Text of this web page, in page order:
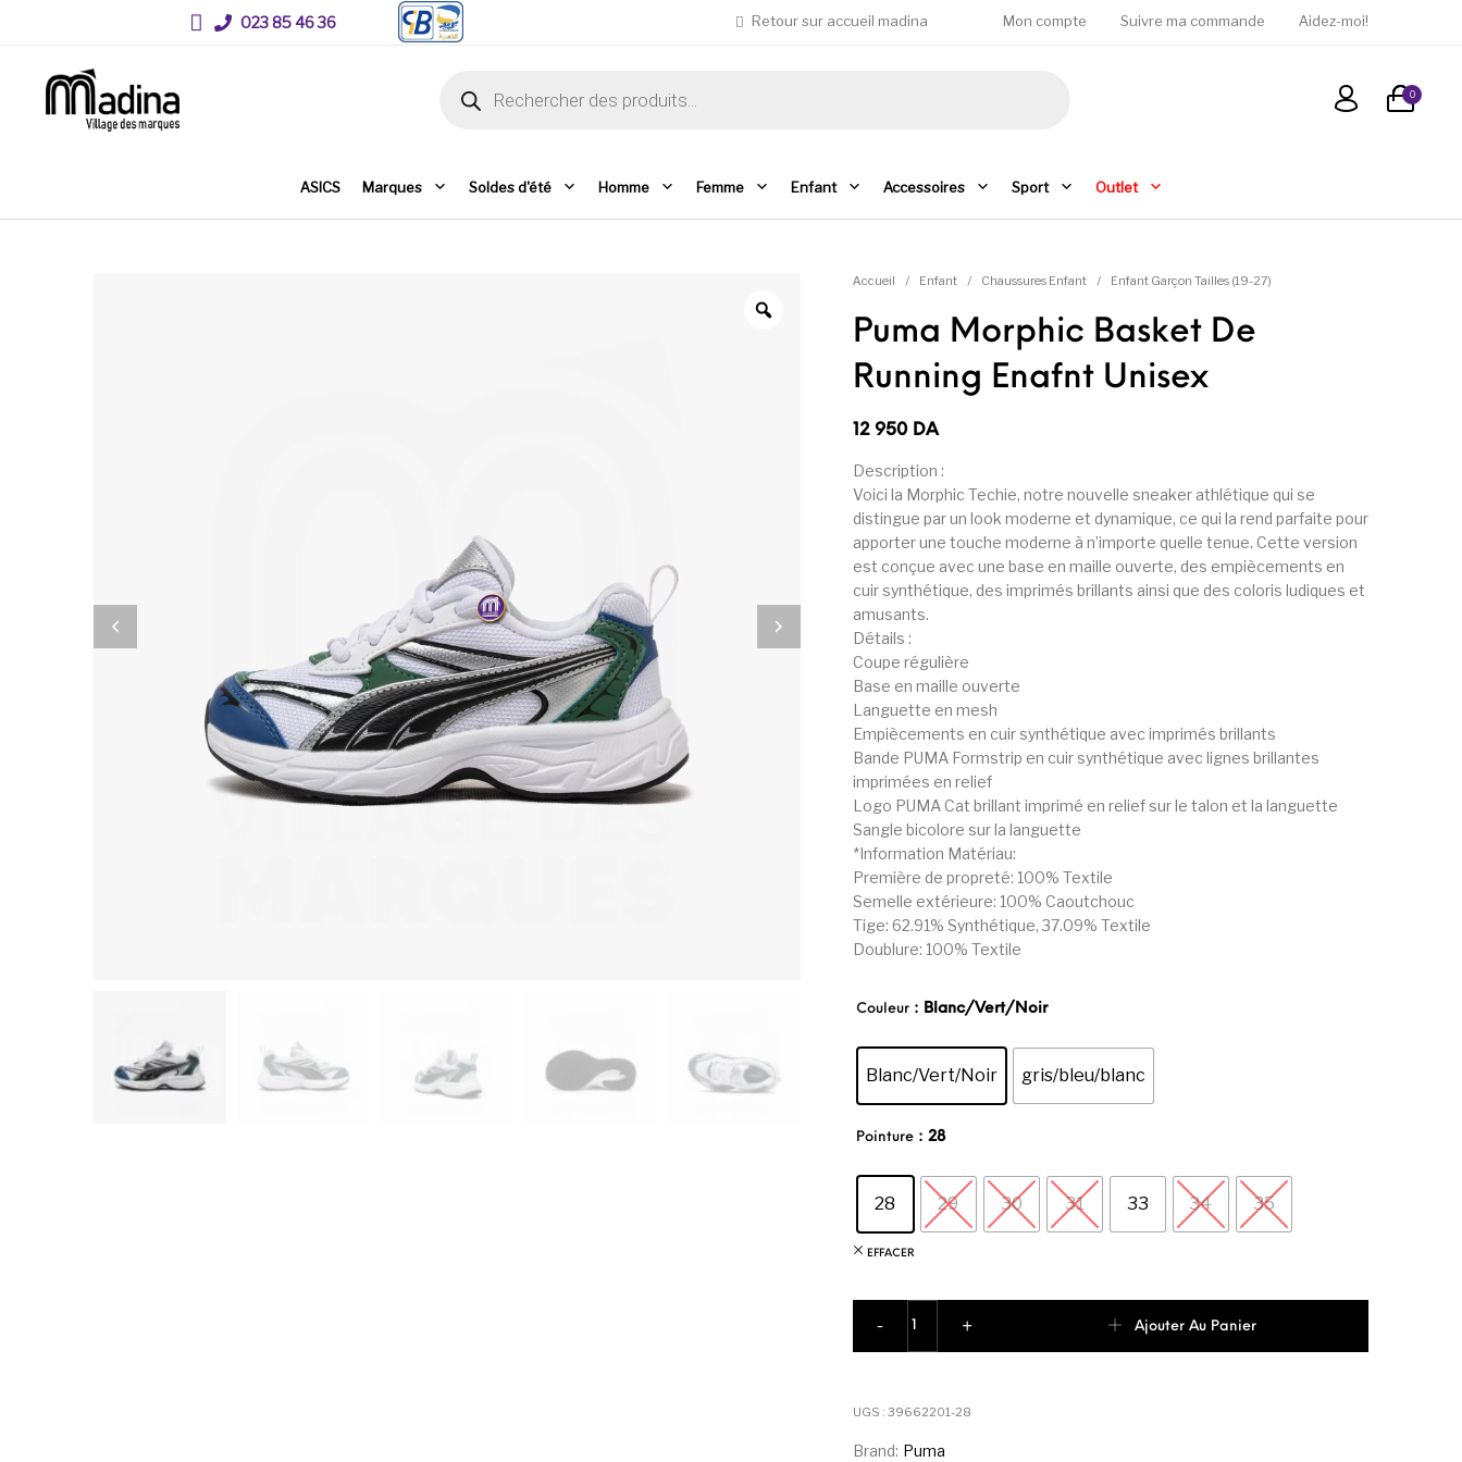
023 85 46 36 Retour sur accueil madina Mon compte Suivre ma commande Aidez-moi!
0
ASICS Marques Soldes d'été Homme Femme Enfant Accessoires Sport Outlet
Accueil / Enfant / Chaussures Enfant / Enfant Garçon Tailles (19-27)
Puma Morphic Basket De
Running Enafnt Unisex
12 950 DA
Description :
Voici la Morphic Techie, notre nouvelle sneaker athlétique qui se
distingue par un look moderne et dynamique, ce qui la rend parfaite pour
apporter une touche moderne à n’importe quelle tenue. Cette version
est conçue avec une base en maille ouverte, des empiècements en
cuir synthétique, des imprimés brillants ainsi que des coloris ludiques et
amusants.
Détails :
Coupe régulière
Base en maille ouverte
Languette en mesh
Empiècements en cuir synthétique avec imprimés brillants
Bande PUMA Formstrip en cuir synthétique avec lignes brillantes
imprimées en relief
Logo PUMA Cat brillant imprimé en relief sur le talon et la languette
Sangle bicolore sur la languette
*Information Matériau:
Première de propreté: 100% Textile
Semelle extérieure: 100% Caoutchouc
Tige: 62.91% Synthétique, 37.09% Textile
Doublure: 100% Textile
Couleur : Blanc/Vert/Noir
Blanc/Vert/Noir gris/bleu/blanc
Pointure : 28
28 29 30 31 33 34 35
EFFACER
-
+
Ajouter Au Panier
UGS : 39662201-28
Brand: Puma